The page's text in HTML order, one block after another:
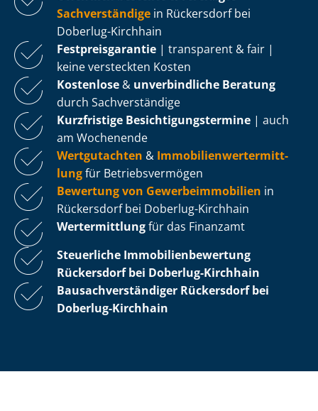
Sachverständige in Rückersdorf bei
Doberlug-Kirchhain
Fest­preis­ga­ran­tie | transparent & fair |
keine versteckten Kosten
Kostenlose & unverbindliche Beratung
durch Sachverständige
Kurzfristige Be­sich­ti­gungs­ter­mi­ne | auch
am Wochenende
Wertgutachten & Im­mo­bi­li­en­wert­ermitt­
lungfür Be­triebs­ver­mö­gen
Bewertung von Ge­wer­be­im­mo­bi­li­en in
Rückersdorf bei Doberlug-Kirchhain
Wertermittlungfür das Finanzamt
Steuerliche Im­mo­bi­li­en­be­wer­tung
Rückersdorf bei Doberlug-Kirchhain
Bau­sach­ver­stän­di­ger Rückersdorf bei
Doberlug-Kirchhain